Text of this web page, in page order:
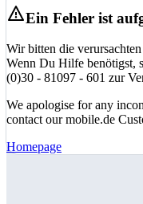
Ein Fehler ist
Wir bitten die
Wenn Du Hilfe benötigst,
(0)30 - 81097 - 601 zur
We apologise for any
contact our mobile.de
Homepage